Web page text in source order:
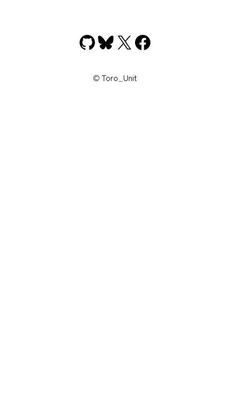
GitHub
Bluesky
X Facebook
© Toro_Unit